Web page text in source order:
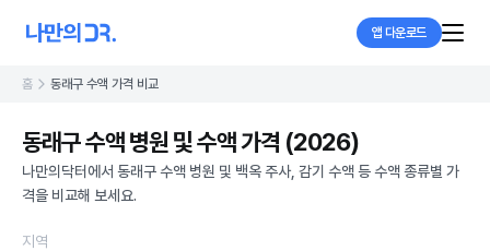
앱 다운로드
홈 동래구 수액 가격 비교
동래구 수액 병원 및 수액 가격 (2026)
나만의닥터에서 동래구 수액 병원 및 백옥 주사, 감기 수액 등 수액 종류별 가
격을 비교해 보세요.
지역